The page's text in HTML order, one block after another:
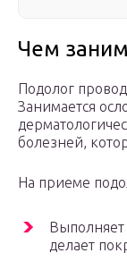
Чем
Подолог
Занимается
болезней,
На приеме
делает